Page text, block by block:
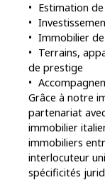
Estimation
Immobilier
Terrains,
de prestige
Grâce à notre
partenariat
immobilier
immobiliers
interlocuteur
spécificités